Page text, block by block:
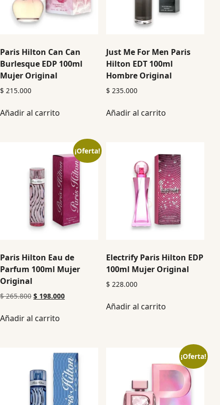
Paris Hilton Can Can
Burlesque EDP 100ml
Mujer Original
$ 215.000
Añadir al carrito
Just Me For Men Paris
Hilton EDT 100ml
Hombre Original
$ 235.000
Añadir al carrito
¡Oferta!
Paris Hilton Eau de
Parfum 100ml Mujer
Original
$265.800 $ 198.000
Añadir al carrito
Electrify Paris Hilton EDP
100ml Mujer Original
$ 228.000
Añadir al carrito
¡Oferta!